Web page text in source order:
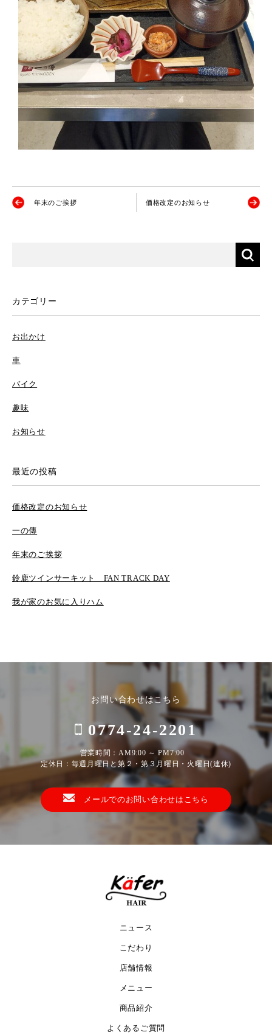
年末のご挨拶 価格改定のお知らせ
カテゴリー
お出かけ
車
バイク
趣味
お知らせ
最近の投稿
価格改定のお知らせ
一の傳
年末のご挨拶
鈴鹿ツインサーキット FAN TRACK DAY
我が家のお気に入りハム
お問い合わせはこちら
0774-24-2201
営業時間：AM9:00 ～ PM7:00
定休日：毎週月曜日と第２・第３月曜日・火曜日(連休)
メールでのお問い合わせはこちら
ニュース
こだわり
店舗情報
メニュー
商品紹介
よくあるご質問